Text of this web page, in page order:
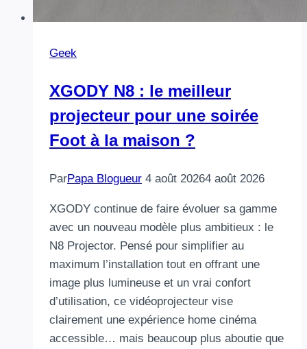
Geek
XGODY N8 : le meilleur
projecteur pour une soirée
Foot à la maison ?
ParPapa Blogueur 4 août 20264 août 2026
XGODY continue de faire évoluer sa gamme
avec un nouveau modèle plus ambitieux : le
N8 Projector. Pensé pour simplifier au
maximum l’installation tout en offrant une
image plus lumineuse et un vrai confort
d’utilisation, ce vidéoprojecteur vise
clairement une expérience home cinéma
accessible… mais beaucoup plus aboutie que